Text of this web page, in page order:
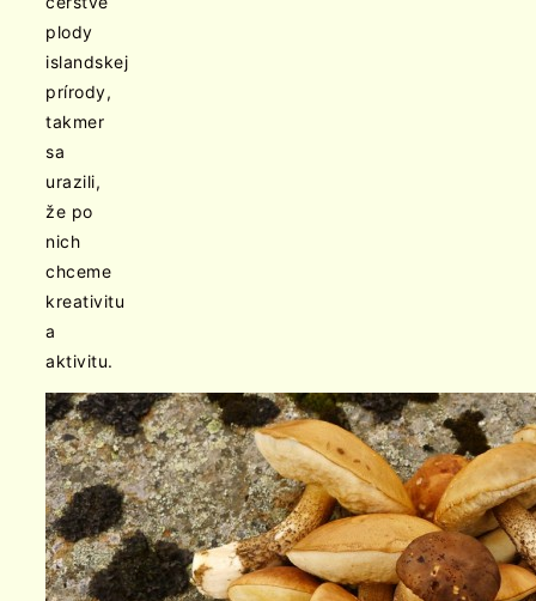
plody
islandskej
prírody,
takmer
sa
urazili,
že po
nich
chceme
kreativitu
a
aktivitu.